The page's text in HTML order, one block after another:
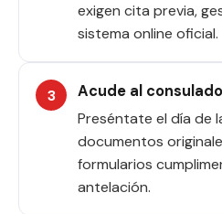
exigen cita previa,
sistema online oficial.
Acude al
Preséntate el día de
documentos
formularios
antelación.